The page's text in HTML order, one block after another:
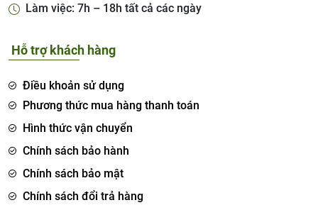
Làm việc: 7h – 18h tất cả các ngày
Hỗ trợ khách hàng
Điều khoản sử dụng
Phương thức mua hàng thanh toán
Hình thức vận chuyển
Chính sách bảo hành
Chính sách bảo mật
Chính sách đổi trả hàng